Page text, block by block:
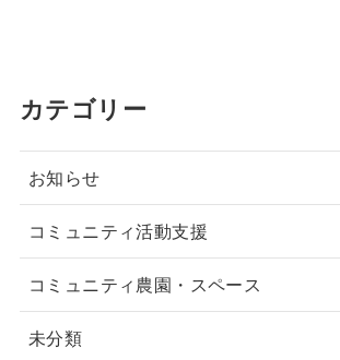
カテゴリー
お知らせ
コミュニティ活動支援
コミュニティ農園・スペース
未分類